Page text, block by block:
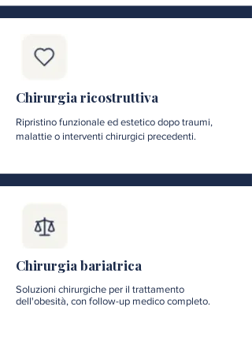
Chirurgia ricostruttiva
Ripristino funzionale ed estetico dopo traumi,
malattie o interventi chirurgici precedenti.
Chirurgia bariatrica
Soluzioni chirurgiche per il trattamento
dell'obesità, con follow-up medico completo.